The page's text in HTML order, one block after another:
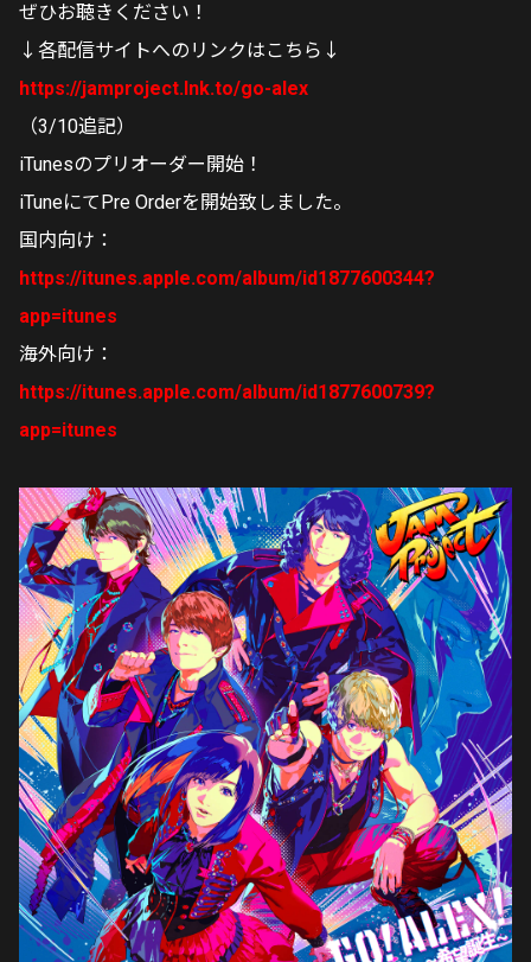
ぜひお聴きください！
↓各配信サイトへのリンクはこちら↓
https://jamproject.lnk.to/go-alex
（3/10追記）
iTunesのプリオーダー開始！
iTuneにてPre Orderを開始致しました。
国内向け：
https://itunes.apple.com/album/id1877600344?
app=itunes
海外向け：
https://itunes.apple.com/album/id1877600739?
app=itunes